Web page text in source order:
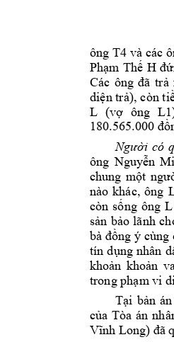
ông T4 và các
Phạm Thế H
Các ông đã trả
diện trả), còn ti
L (vợ ông L1
180.565.000 đồ
i có
ông Nguyễn
chung một ng
nào khác, ông
còn sống ông
sản bảo lãnh
bà đồng ý cùng
tín dụng nhân
khoản khoản
trong phạm vi
Tại bản án
của Tòa án
Vĩnh Long) đã